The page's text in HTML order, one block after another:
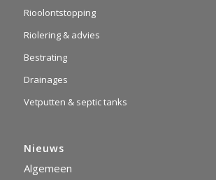
Rioolontstopping
Riolering & advies
Bestrating
Drainages
Vetputten & septic tanks
Nieuws
Algemeen